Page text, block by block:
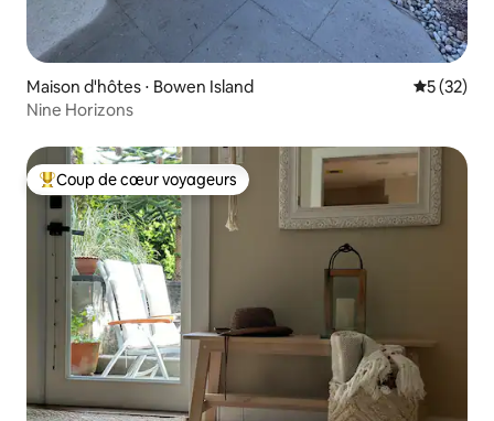
Maison d'hôtes ⋅ Bowen Island
5 (32)
Nine Horizons
Coups de cœur voyageurs les plus appréciés
Coup de cœur voyageurs